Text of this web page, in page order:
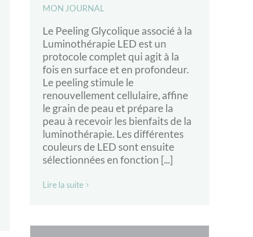
MON JOURNAL
Le Peeling Glycolique associé à la
Luminothérapie LED est un
protocole complet qui agit à la
fois en surface et en profondeur.
Le peeling stimule le
renouvellement cellulaire, affine
le grain de peau et prépare la
peau à recevoir les bienfaits de la
luminothérapie. Les différentes
couleurs de LED sont ensuite
sélectionnées en fonction [...]
Lire la suite